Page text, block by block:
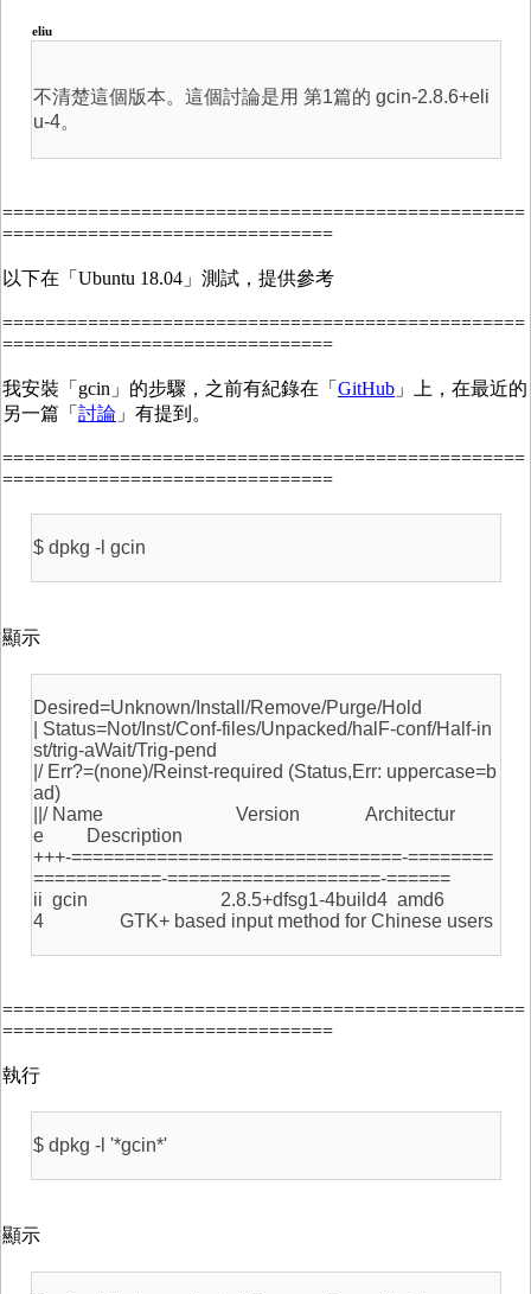
eliu
不清楚這個版本。這個討論是用 第1篇的 gcin-2.8.6+eli
u-4。
=================================================
===============================
以下在「Ubuntu 18.04」測試，提供參考
=================================================
===============================
我安裝「gcin」的步驟，之前有紀錄在「 GitHub 」上，在最近的
另一篇「 討論 」有提到。
=================================================
===============================
$ dpkg -l gcin
顯示
Desired=Unknown/Install/Remove/Purge/Hold
| Status=Not/Inst/Conf-files/Unpacked/halF-conf/Half-in
st/trig-aWait/Trig-pend
|/ Err?=(none)/Reinst-required (Status,Err: uppercase=b
ad)
||/ Name Version Architectur
e Description
+++-===============================-========
============-====================-======
ii gcin 2.8.5+dfsg1-4build4 amd6
4 GTK+ based input method for Chinese users
=================================================
===============================
執行
$ dpkg -l '*gcin*'
顯示